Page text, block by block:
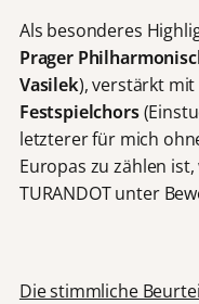
Als besonderes
Prager
Vasilek), verstärkt
Festspielchors
letzterer für mich
Europas zu zählen
TURANDOT unter
Die stimmliche